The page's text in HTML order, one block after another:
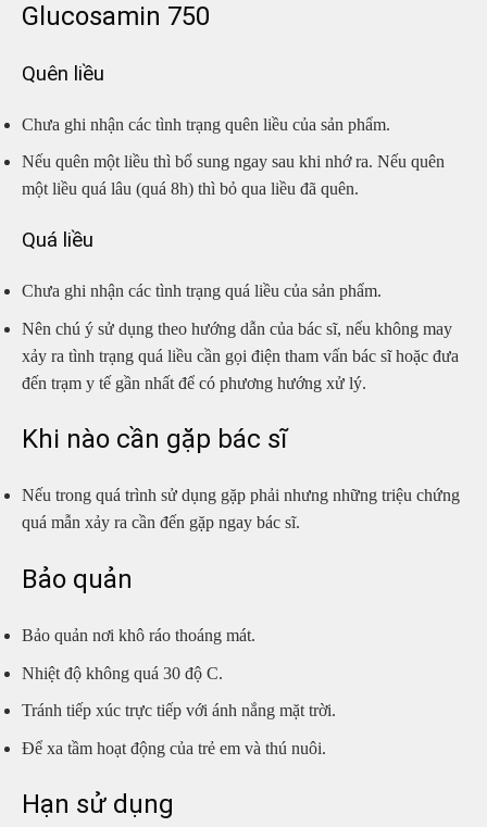
Glucosamin 750
Quên liều
Chưa ghi nhận các tình trạng quên liều của sản phẩm.
Nếu quên một liều thì bổ sung ngay sau khi nhớ ra. Nếu quên
một liều quá lâu (quá 8h) thì bỏ qua liều đã quên.
Quá liều
Chưa ghi nhận các tình trạng quá liều của sản phẩm.
Nên chú ý sử dụng theo hướng dẫn của bác sĩ, nếu không may
xảy ra tình trạng quá liều cần gọi điện tham vấn bác sĩ hoặc đưa
đến trạm y tế gần nhất để có phương hướng xử lý.
Khi nào cần gặp bác sĩ
Nếu trong quá trình sử dụng gặp phải nhưng những triệu chứng
quá mẫn xảy ra cần đến gặp ngay bác sĩ.
Bảo quản
Bảo quản nơi khô ráo thoáng mát.
Nhiệt độ không quá 30 độ C.
Tránh tiếp xúc trực tiếp với ánh nắng mặt trời.
Để xa tầm hoạt động của trẻ em và thú nuôi.
Hạn sử dụng